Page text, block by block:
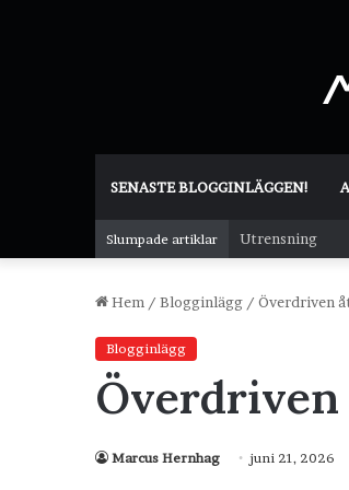
SENASTE BLOGGINLÄGGEN!
Slumpade artiklar Utrensning
Hem / Blogginlägg / Överdriven
Blogginlägg
Marcus Hernhag juni 21, 2026